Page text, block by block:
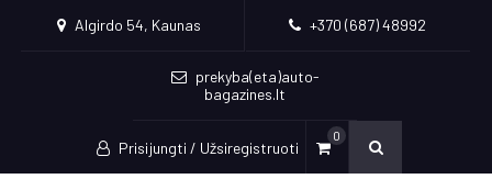
Algirdo 54, Kaunas +370 (687) 48992
prekyba(eta)auto-
bagazines.lt
Prisijungti / Užsiregistruoti
0